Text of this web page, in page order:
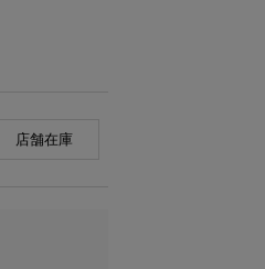
店舗在庫